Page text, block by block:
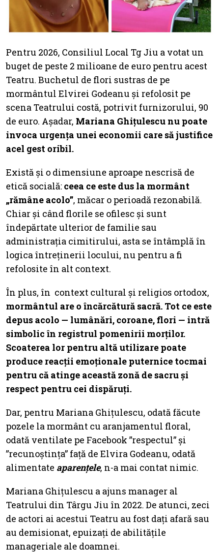
Pentru 2026, Consiliul Local Tg Jiu a votat un
buget de peste 2 milioane de euro pentru acest
Teatru. Buchetul de flori sustras de pe
mormântul Elvirei Godeanu și refolosit pe
scena Teatrului costă, potrivit furnizorului, 90
de euro. Așadar, Mariana Ghițulescu nu poate
invoca urgența unei economii care să justifice
acel gest oribil.
Există și o dimensiune aproape nescrisă de
etică socială: ceea ce este dus la mormânt
„rămâne acolo”, măcar o perioadă rezonabilă.
Chiar și când florile se ofilesc și sunt
îndepărtate ulterior de familie sau
administrația cimitirului, asta se întâmplă în
logica întreținerii locului, nu pentru a fi
refolosite în alt context.
În plus, în context cultural și religios ortodox,
mormântul are o încărcătură sacră. Tot ce este
depus acolo — lumânări, coroane, flori — intră
simbolic în registrul pomenirii morților.
Scoaterea lor pentru altă utilizare poate
produce reacții emoționale puternice tocmai
pentru că atinge această zonă de sacru și
respect pentru cei dispăruți.
Dar, pentru Mariana Ghițulescu, odată făcute
pozele la mormânt cu aranjamentul floral,
odată ventilate pe Facebook ”respectul” și
”recunoștința” față de Elvira Godeanu, odată
alimentate aparențele, n-a mai contat nimic.
Mariana Ghițulescu a ajuns manager al
Teatrului din Târgu Jiu în 2022. De atunci, zeci
de actori ai acestui Teatru au fost dați afară sau
au demisionat, epuizați de abilitățile
manageriale ale doamnei.